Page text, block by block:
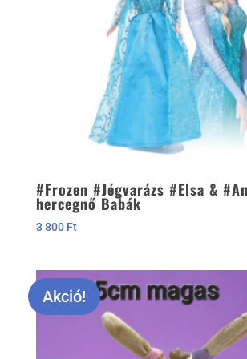
#Frozen #Jégvarázs #Elsa &
hercegnő Babák
3 800 Ft
Akció!